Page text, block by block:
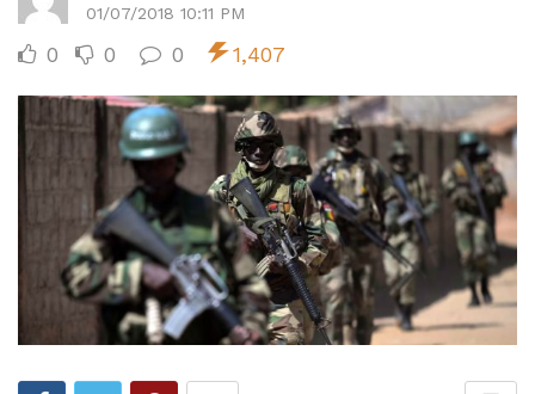
01/07/2018 10:11 PM
0 0 0 1,407